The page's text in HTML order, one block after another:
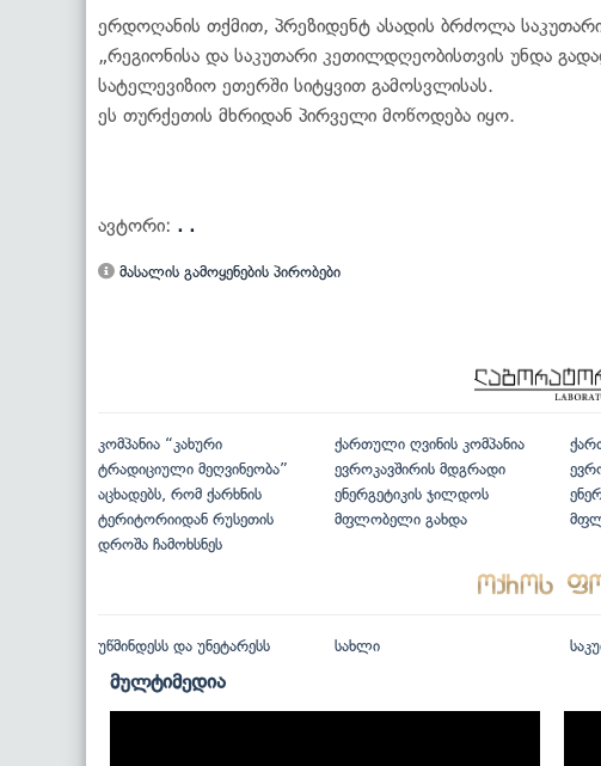
ერდოღანის თქმით, პრეზიდენტ ასადის ბრძოლა
„რეგიონისა და საკუთარი კეთილდღეობისთვის უნდა
სატელევიზიო ეთერში სიტყვით გამოსვლისას.
ეს თურქეთის მხრიდან პირველი მოწოდება იყო.
ავტორი: . .
მასალის გამოყენების პირობები
კომპანია “კახური
ტრადიციული მეღვინეობა”
აცხადებს, რომ ქარხნის
ტერიტორიიდან რუსეთის
დროშა ჩამოხსნეს
ქართული ღვინის კომპანია
ევროკავშირის მდგრადი
ენერგეტიკის ჯილდოს
მფლობელი გახდა
უწმინდესს და უნეტარესს სახლი
მულტიმედია